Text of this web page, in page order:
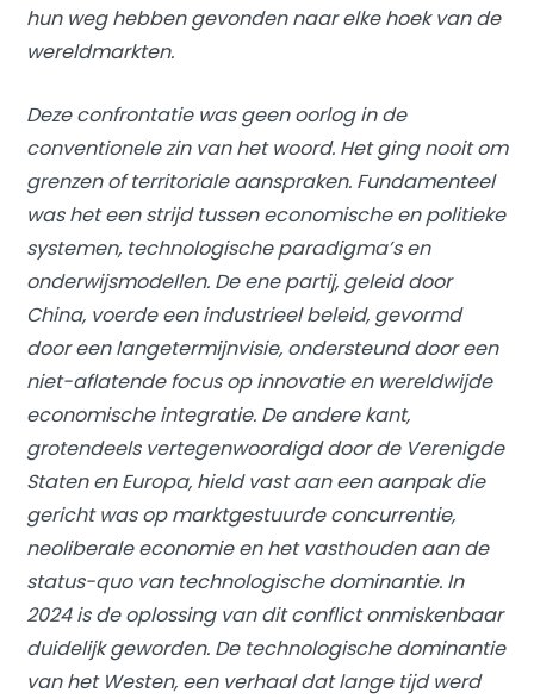
hun weg hebben gevonden naar elke hoek van de
wereldmarkten.
Deze confrontatie was geen oorlog in de
conventionele zin van het woord. Het ging nooit om
grenzen of territoriale aanspraken. Fundamenteel
was het een strijd tussen economische en politieke
systemen, technologische paradigma’s en
onderwijsmodellen. De ene partij, geleid door
China, voerde een industrieel beleid, gevormd
door een langetermijnvisie, ondersteund door een
niet-aflatende focus op innovatie en wereldwijde
economische integratie. De andere kant,
grotendeels vertegenwoordigd door de Verenigde
Staten en Europa, hield vast aan een aanpak die
gericht was op marktgestuurde concurrentie,
neoliberale economie en het vasthouden aan de
status-quo van technologische dominantie. In
2024 is de oplossing van dit conflict onmiskenbaar
duidelijk geworden. De technologische dominantie
van het Westen, een verhaal dat lange tijd werd